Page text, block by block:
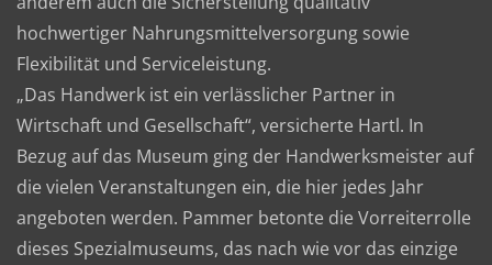
hochwertiger Nahrungsmittelversorgung sowie
Flexibilität und Serviceleistung.
„Das Handwerk ist ein verlässlicher Partner in
Wirtschaft und Gesellschaft“, versicherte Hartl. In
Bezug auf das Museum ging der Handwerksmeister auf
die vielen Veranstaltungen ein, die hier jedes Jahr
angeboten werden. Pammer betonte die Vorreiterrolle
dieses Spezialmuseums, das nach wie vor das einzige